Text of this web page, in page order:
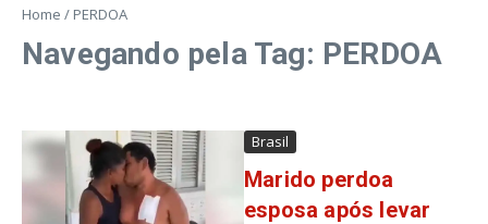
Home / PERDOA
Navegando pela Tag: PERDOA
Brasil
Marido perdoa
esposa após levar